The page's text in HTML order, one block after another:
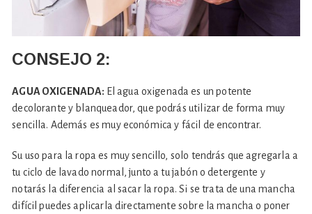
CONSEJO 2:
AGUA OXIGENADA: El agua oxigenada es un potente
decolorante y blanqueador, que podrás utilizar de forma muy
sencilla. Además es muy económica y fácil de encontrar.
Su uso para la ropa es muy sencillo, solo tendrás que agregarla a
tu ciclo de lavado normal, junto a tu jabón o detergente y
notarás la diferencia al sacar la ropa. Si se trata de una mancha
difícil puedes aplicarla directamente sobre la mancha o poner